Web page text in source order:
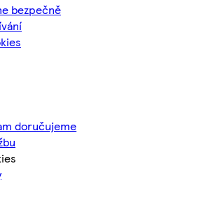
bezpečně
doručujeme